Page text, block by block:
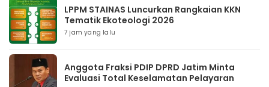
LPPM STAINAS Luncurkan Rangkaian KKN
Tematik Ekoteologi 2026
7 jam yang lalu
Anggota Fraksi PDIP DPRD Jatim Minta
Evaluasi Total Keselamatan Pelayaran